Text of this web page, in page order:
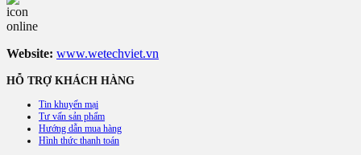
Website: www.wetechviet.vn
HỖ TRỢ KHÁCH HÀNG
Tin khuyến mại
Tư vấn sản phẩm
Hướng dẫn mua hàng
Hình thức thanh toán